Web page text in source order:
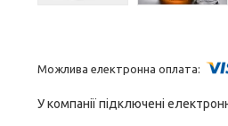
У компанії підключені